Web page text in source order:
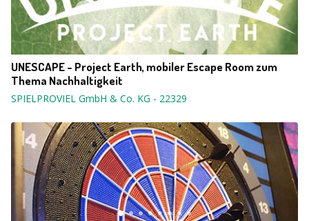
UNESCAPE - Project Earth, mobiler Escape Room zum
Thema Nachhaltigkeit
SPIELPROVIEL GmbH & Co. KG - 22329